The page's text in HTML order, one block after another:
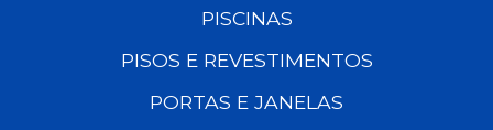
PISCINAS
PISOS E REVESTIMENTOS
PORTAS E JANELAS